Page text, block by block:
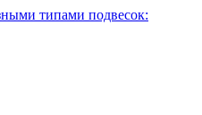
типами подвесок: